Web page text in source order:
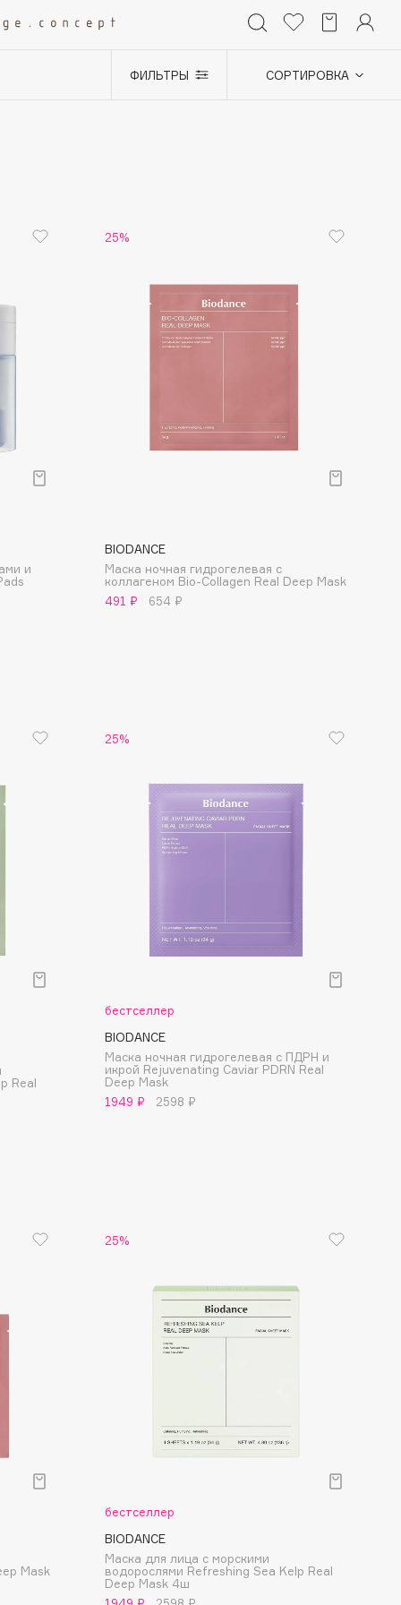
Финал лета
1 АВГ - 31 АВГ
Парфюм для тебя
ФИЛЬТРЫ СОРТИРОВКА
и
25%
BIODANCE
Маска ночная гидрогелевая с
коллагеном Bio-Collagen Real Deep Mask
491 ₽
654 ₽
Real
25%
бестселлер
BIODANCE
Маска ночная гидрогелевая с ПДРН и
икрой Rejuvenating Caviar PDRN Real
Deep Mask
1949 ₽
2598 ₽
Mask
25%
бестселлер
BIODANCE
Маска для лица с морскими
водорослями Refreshing Sea Kelp Real
Deep Mask 4ш